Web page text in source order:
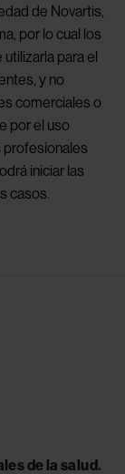
de Novartis,
por lo cual los
para el
y no
comerciales o
por el uso
profesionales
iniciar las
casos.
de la salud.